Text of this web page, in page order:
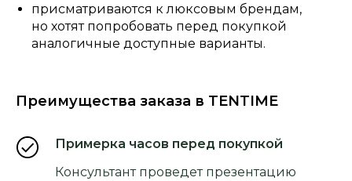
присматриваются к люксовым брендам,
но хотят попробовать перед покупкой
аналогичные доступные варианты.
Преимущества заказа в TENTIME
Примерка часов перед покупкой
Консультант проведет презентацию